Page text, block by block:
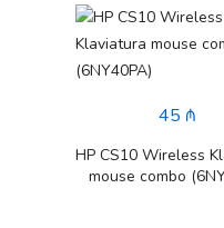
45 ₼
HP CS10 Wireless
mouse combo